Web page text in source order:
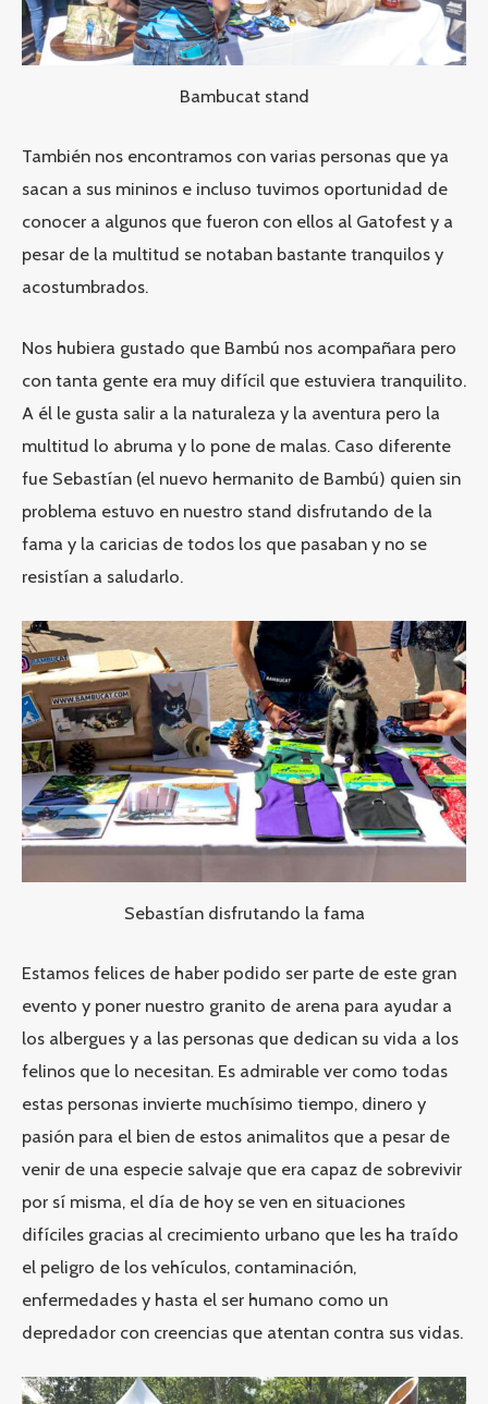
Bambucat stand
También nos encontramos con varias personas que ya
sacan a sus mininos e incluso tuvimos oportunidad de
conocer a algunos que fueron con ellos al Gatofest y a
pesar de la multitud se notaban bastante tranquilos y
acostumbrados.
Nos hubiera gustado que Bambú nos acompañara pero
con tanta gente era muy difícil que estuviera tranquilito.
A él le gusta salir a la naturaleza y la aventura pero la
multitud lo abruma y lo pone de malas. Caso diferente
fue Sebastían (el nuevo hermanito de Bambú) quien sin
problema estuvo en nuestro stand disfrutando de la
fama y la caricias de todos los que pasaban y no se
resistían a saludarlo.
Sebastían disfrutando la fama
Estamos felices de haber podido ser parte de este gran
evento y poner nuestro granito de arena para ayudar a
los albergues y a las personas que dedican su vida a los
felinos que lo necesitan. Es admirable ver como todas
estas personas invierte muchísimo tiempo, dinero y
pasión para el bien de estos animalitos que a pesar de
venir de una especie salvaje que era capaz de sobrevivir
por sí misma, el día de hoy se ven en situaciones
difíciles gracias al crecimiento urbano que les ha traído
el peligro de los vehículos, contaminación,
enfermedades y hasta el ser humano como un
depredador con creencias que atentan contra sus vidas.